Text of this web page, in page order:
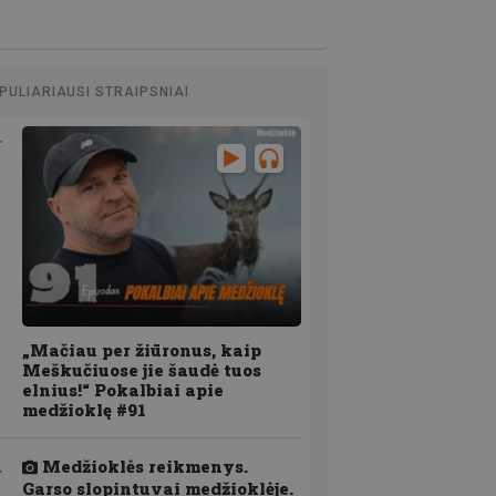
STRAIPSNIAI
„Mačiau per žiūronus, kaip
Meškučiuose jie šaudė tuos
elnius!“ Pokalbiai apie
medžioklę #91
Medžioklės reikmenys.
Garso slopintuvai medžioklėje.